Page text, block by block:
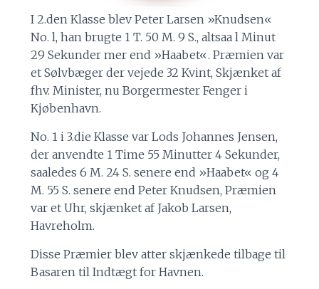
I 2.den Klasse blev Peter Larsen »Knudsen«
No. l, han brugte 1 T. 50 M. 9 S., altsaa l Minut
29 Sekunder mer end »Haabet«. Præmien var
et Sølvbæger der vejede 32 Kvint, Skjænket af
fhv. Minister, nu Borgermester Fenger i
Kjøbenhavn.
No. 1 i 3.die Klasse var Lods Johannes Jensen,
der anvendte 1 Time 55 Minutter 4 Sekunder,
saaledes 6 M. 24 S. senere end »Haabet« og 4
M. 55 S. senere end Peter Knudsen, Præmien
var et Uhr, skjænket af Jakob Larsen,
Havreholm.
Disse Præmier blev atter skjænkede tilbage til
Basaren til Indtægt for Havnen.